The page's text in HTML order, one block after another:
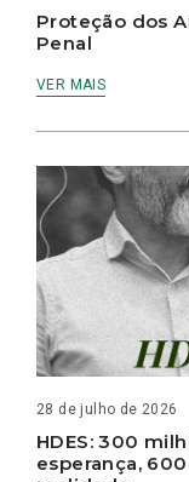
Proteção dos
Penal
VER MAIS
28 de julho de 2026
HDES: 300
esperança,